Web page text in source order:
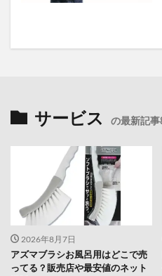
サービス の最新記事
2026年8月7日
アズマブラシお風呂用はどこで売
ってる？販売店や最安値のネット